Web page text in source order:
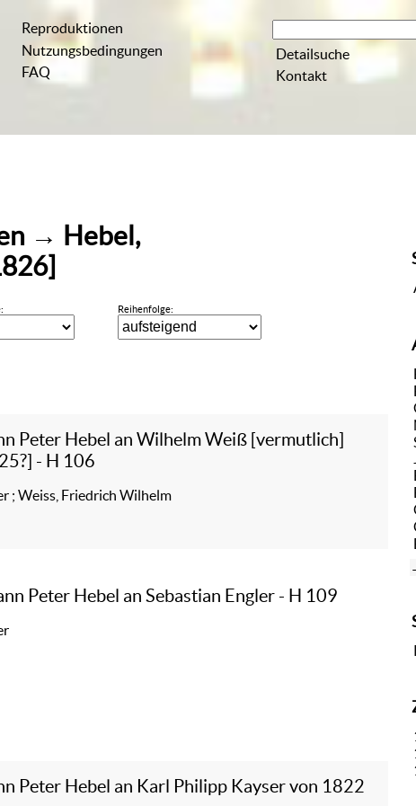
Reproduktionen
Nutzungsbedingungen
FAQ
Detailsuche
Kontakt
→ Hebel,
Reihenfolge:
Peter Hebel an Wilhelm Weiß [vermutlich]
- H 106
;Weiss, Friedrich Wilhelm
Peter Hebel an Sebastian Engler - H 109
Peter Hebel an Karl Philipp Kayser von 1822